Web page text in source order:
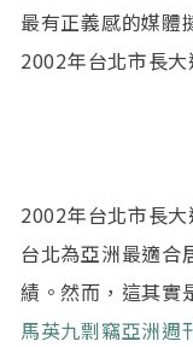
最有正義感的媒體
2002年台北市長
2002年台北市長
台北為亞洲最適合
績。然而，這其實
馬英九剽竊亞洲週